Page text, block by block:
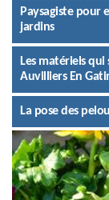
Paysagiste pour
jardins
Les matériels
Auvilliers En
La pose des